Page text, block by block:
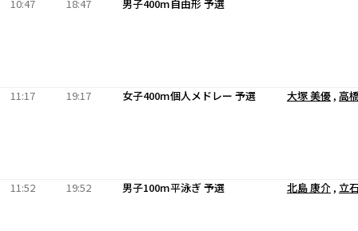
10:47 18:47 男子400m自由形 予選
11:17 19:17 女子400m個人メドレー 予選 大塚 美優 , 高
11:52 19:52 男子100m平泳ぎ 予選 北島 康介 , 立